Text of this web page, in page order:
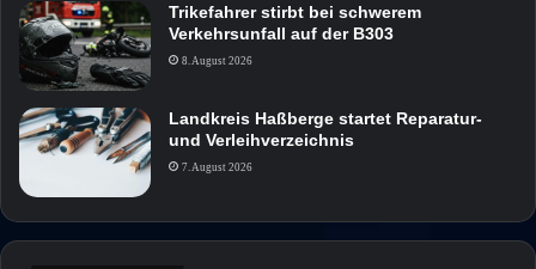
Trikefahrer stirbt bei schwerem
Verkehrsunfall auf der B303
8. August 2026
Landkreis Haßberge startet Reparatur-
und Verleihverzeichnis
7. August 2026